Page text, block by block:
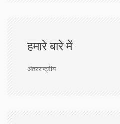
हमारे बारे में
अंतरराष्ट्रीय